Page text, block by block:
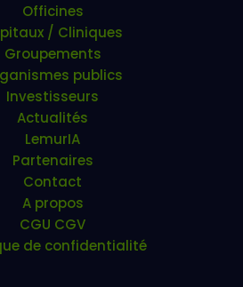
Officines
/ Cliniques
Groupements
publics
Investisseurs
Actualités
LemurIA
Partenaires
Contact
A propos
CGU CGV
de confidentialité